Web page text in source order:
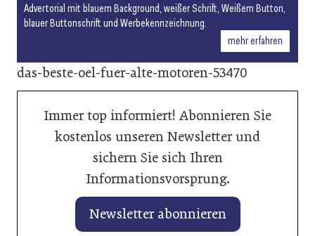
Advertorial mit blauem Background, weißer Schrift, Weißem Button,
blauer Buttonschrift und Werbekennzeichnung.
mehr erfahren
das-beste-oel-fuer-alte-motoren-53470
Immer top informiert! Abonnieren Sie
kostenlos unseren Newsletter und
sichern Sie sich Ihren
Informationsvorsprung.
Newsletter abonnieren